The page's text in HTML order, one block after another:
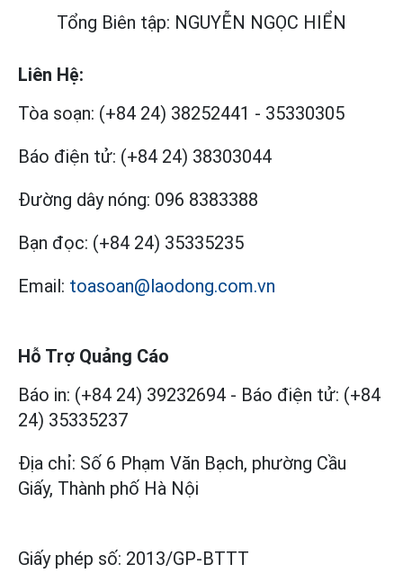
Tổng Biên tập: NGUYỄN NGỌC HIỂN
Liên Hệ:
Tòa soạn: (+84 24) 38252441 - 35330305
Báo điện tử: (+84 24) 38303044
Đường dây nóng: 096 8383388
Bạn đọc: (+84 24) 35335235
Email: toasoan@laodong.com.vn
Hỗ Trợ Quảng Cáo
Báo in: (+84 24) 39232694 - Báo điện tử: (+84
24) 35335237
Địa chỉ: Số 6 Phạm Văn Bạch, phường Cầu
Giấy, Thành phố Hà Nội
Giấy phép số: 2013/GP-BTTT